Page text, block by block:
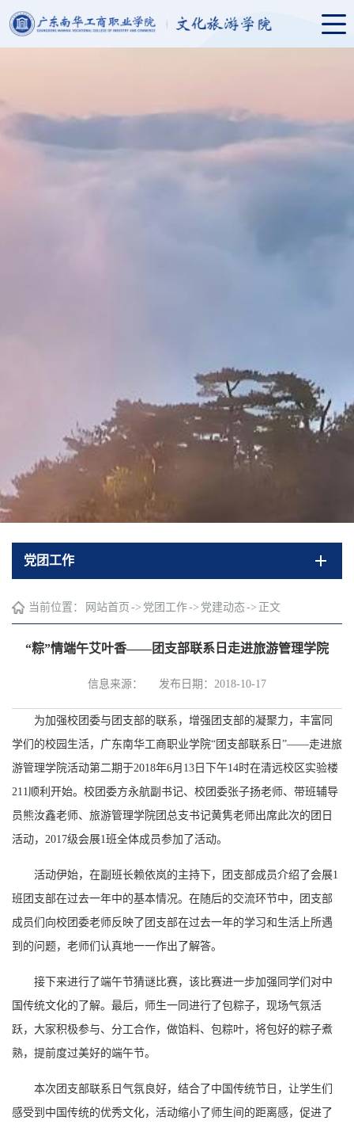
党团工作
当前位置： 网站首页 -> 党团工作-> 党建动态-> 正文
“粽”情端午艾叶香——团支部联系日走进旅游管理学院
信息来源： 发布日期：2018-10-17
为加强校团委与团支部的联系，增强团支部的凝聚力，丰富同
学们的校园生活，广东南华工商职业学院“团支部联系日”——走进旅
游管理学院活动第二期于2018年6月13日下午14时在清远校区实验楼
211顺利开始。校团委方永航副书记、校团委张子扬老师、带班辅导
员熊汝鑫老师、旅游管理学院团总支书记黄隽老师出席此次的团日
活动，2017级会展1班全体成员参加了活动。
活动伊始，在副班长赖依岚的主持下，团支部成员介绍了会展1
班团支部在过去一年中的基本情况。在随后的交流环节中，团支部
成员们向校团委老师反映了团支部在过去一年的学习和生活上所遇
到的问题，老师们认真地一一作出了解答。
接下来进行了端午节猜谜比赛，该比赛进一步加强同学们对中
国传统文化的了解。最后，师生一同进行了包粽子，现场气氛活
跃，大家积极参与、分工合作，做馅料、包粽叶，将包好的粽子煮
熟，提前度过美好的端午节。
本次团支部联系日气氛良好，结合了中国传统节日，让学生们
感受到中国传统的优秀文化，活动缩小了师生间的距离感，促进了